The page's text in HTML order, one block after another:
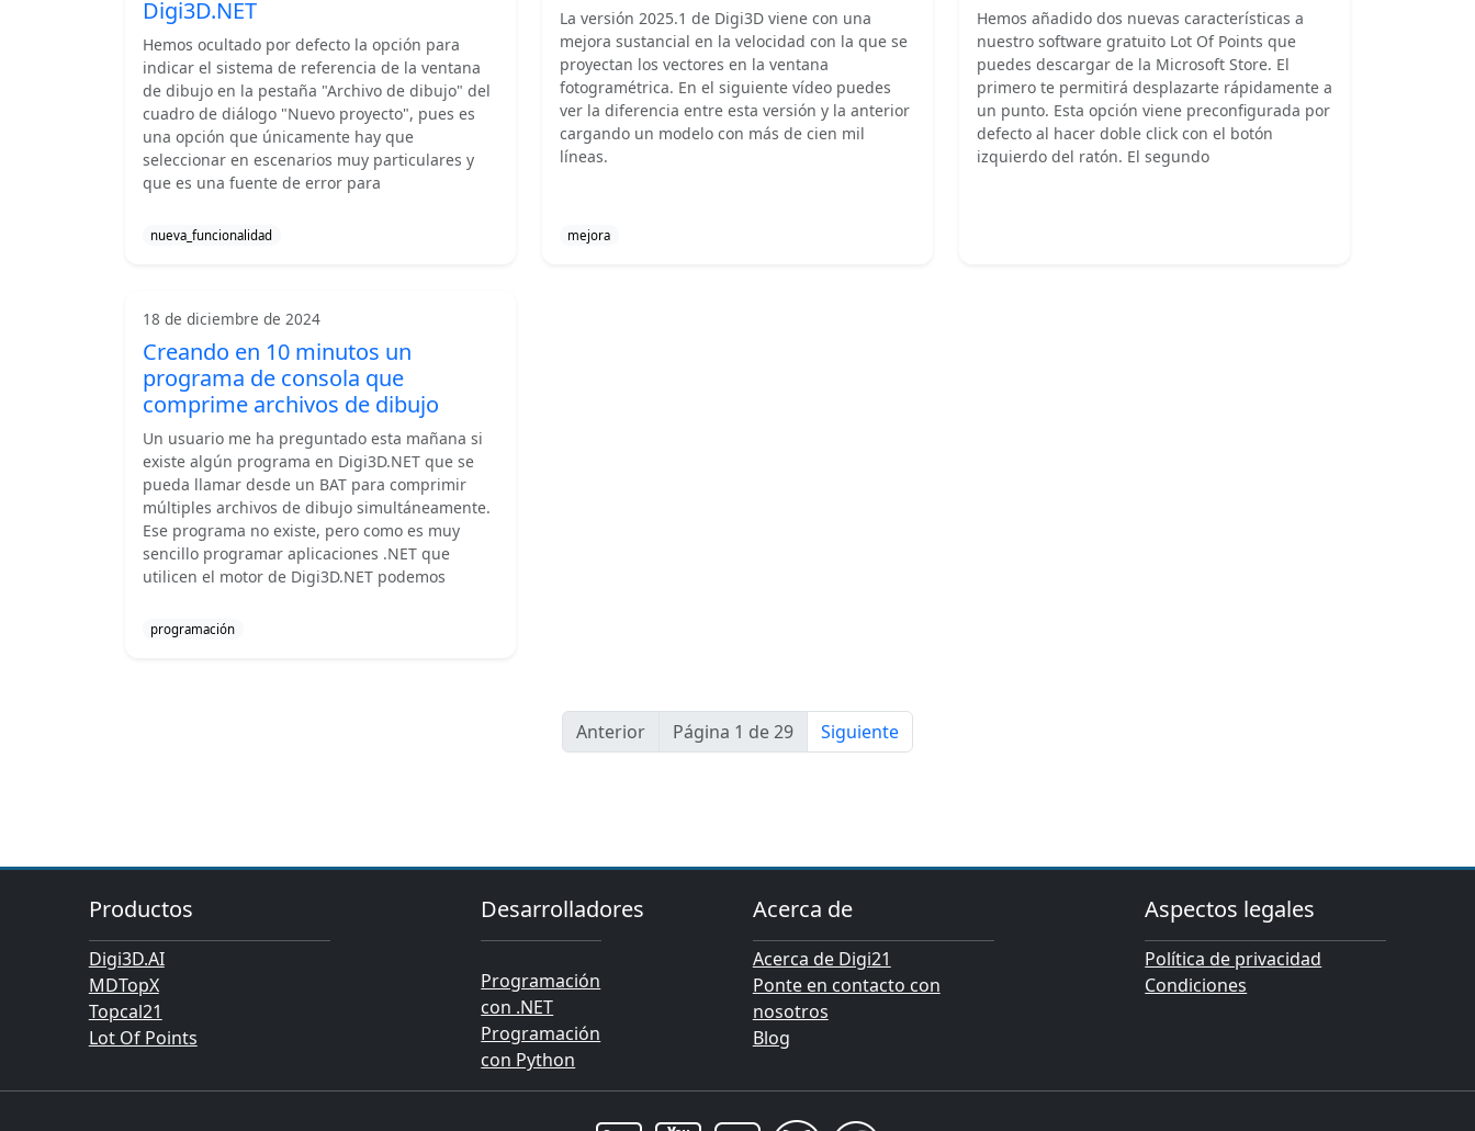
Digi3D.NET
Hemos ocultado por defecto la opción para
indicar el sistema de referencia de la ventana
de dibujo en la pestaña "Archivo de dibujo" del
cuadro de diálogo "Nuevo proyecto", pues es
una opción que únicamente hay que
seleccionar en escenarios muy particulares y
que es una fuente de error para
nueva_funcionalidad
La versión 2025.1 de Digi3D viene con una
mejora sustancial en la velocidad con la que se
proyectan los vectores en la ventana
fotogramétrica. En el siguiente vídeo puedes
ver la diferencia entre esta versión y la anterior
cargando un modelo con más de cien mil
líneas.
mejora
Hemos añadido dos nuevas características a
nuestro software gratuito Lot Of Points que
puedes descargar de la Microsoft Store. El
primero te permitirá desplazarte rápidamente a
un punto. Esta opción viene preconfigurada por
defecto al hacer doble click con el botón
izquierdo del ratón. El segundo
18 de diciembre de 2024
Creando en 10 minutos un
programa de consola que
comprime archivos de dibujo
Un usuario me ha preguntado esta mañana si
existe algún programa en Digi3D.NET que se
pueda llamar desde un BAT para comprimir
múltiples archivos de dibujo simultáneamente.
Ese programa no existe, pero como es muy
sencillo programar aplicaciones .NET que
utilicen el motor de Digi3D.NET podemos
programación
Anterior Página 1 de 29 Siguiente
Productos
Digi3D.AI
MDTopX
Topcal21
Lot Of Points
Desarrolladores
Programación
con .NET
Programación
con Python
Acerca de
Acerca de Digi21
Ponte en contacto con
nosotros
Blog
Aspectos legales
Política de privacidad
Condiciones